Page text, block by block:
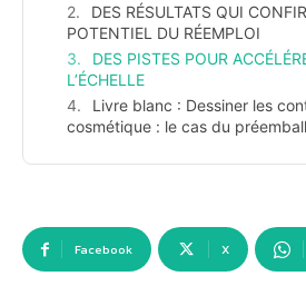
DES RÉSULTATS QUI
POTENTIEL DU RÉEMPLOI
DES PISTES POUR
L’ÉCHELLE
Livre blanc : Dessiner les
cosmétique : le cas du
Facebook X